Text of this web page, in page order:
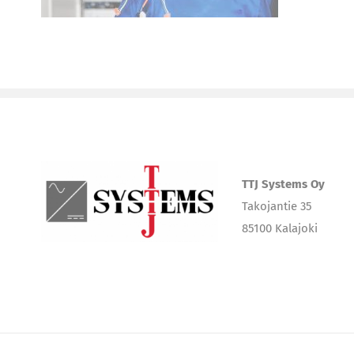
TTJ Systems Oy
Takojantie 35
85100 Kalajoki